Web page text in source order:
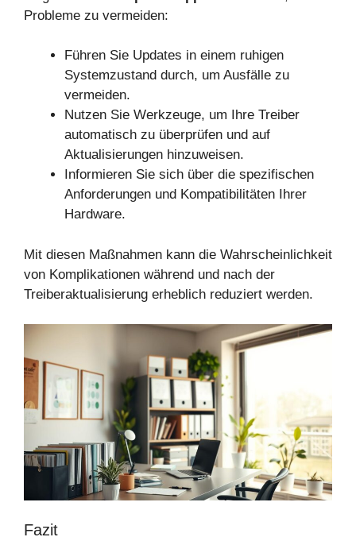
Probleme zu vermeiden:
Führen Sie Updates in einem ruhigen
Systemzustand durch, um Ausfälle zu
vermeiden.
Nutzen Sie Werkzeuge, um Ihre Treiber
automatisch zu überprüfen und auf
Aktualisierungen hinzuweisen.
Informieren Sie sich über die spezifischen
Anforderungen und Kompatibilitäten Ihrer
Hardware.
Mit diesen Maßnahmen kann die Wahrscheinlichkeit
von Komplikationen während und nach der
Treiberaktualisierung erheblich reduziert werden.
Fazit